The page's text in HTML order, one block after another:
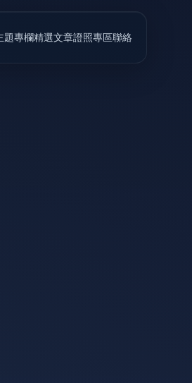
題專欄精選文章證照專區聯絡